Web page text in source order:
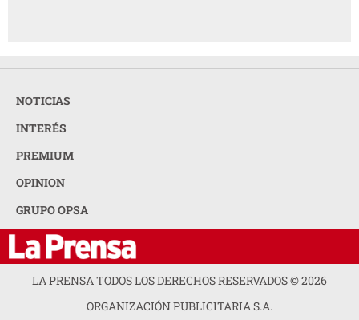
NOTICIAS
INTERÉS
PREMIUM
OPINION
GRUPO OPSA
LA PRENSA TODOS LOS DERECHOS RESERVADOS ©2026
ORGANIZACIÓN PUBLICITARIA S.A.